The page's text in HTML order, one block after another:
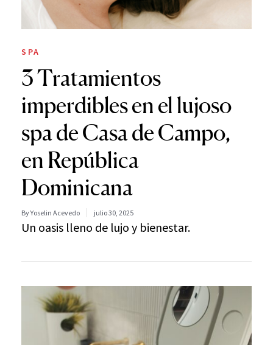
SPA
​​3 Tratamientos
imperdibles en el lujoso
spa de Casa de Campo,
en República
Dominicana
By Yoselin Acevedo julio 30, 2025
Un oasis lleno de lujo y bienestar.